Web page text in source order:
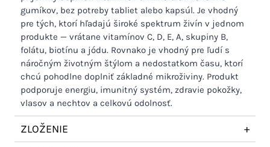
gumíkov, bez potreby tabliet alebo kapsúl. Je vhodný
pre tých, ktorí hľadajú široké spektrum živín v jednom
produkte — vrátane vitamínov C, D, E, A, skupiny B,
folátu, biotínu a jódu. Rovnako je vhodný pre ľudí s
náročným životným štýlom a nedostatkom času, ktorí
chcú pohodlne doplniť základné mikroživiny. Produkt
podporuje energiu, imunitný systém, zdravie pokožky,
vlasov a nechtov a celkovú odolnosť.
ZLOŽENIE
+